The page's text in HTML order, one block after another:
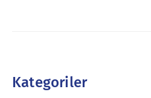
Kategoriler